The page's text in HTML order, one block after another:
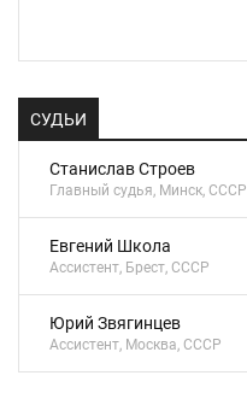
СУДЬИ
Станислав Строев
Главный судья, Минск, СССР
Евгений Школа
Ассистент, Брест, СССР
Юрий Звягинцев
Ассистент, Москва, СССР